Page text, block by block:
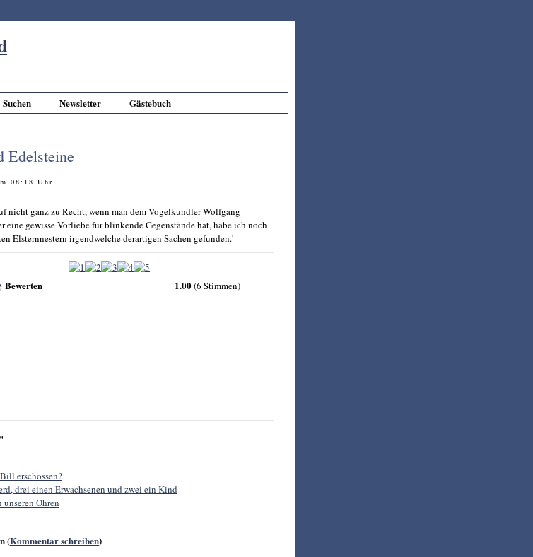
Suchen Newsletter Gästebuch
Edelsteine
08:18 Uhr
nicht ganz zu Recht, wenn man dem Vogelkundler Wolfgang
gewisse Vorliebe für blinkende Gegenstände hat, habe ich noch
Elsternnestern irgendwelche derartigen Sachen gefunden.'
Bewerten 1.00(6 Stimmen)
erschossen?
drei einen Erwachsenen und zwei ein Kind
Ohren
(Kommentar schreiben)